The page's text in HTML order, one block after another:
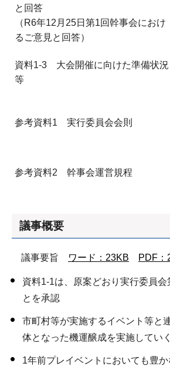
と回答
（R6年12月25日第1回幹事会におけ
るご意見と回答）
資料1-3 大会開催に向けた準備状況
等
参考資料1 実行委員会会則
参考資料2 幹事会運営規程
議事概要​​​
議事要旨 ワード：23KB PDF：
資料1-1は、原案どおり実行委員会
とを承認
市町村等が実施するイベント等と
体となった機運醸成を実施していく
1年前プレイベントにおいても豊